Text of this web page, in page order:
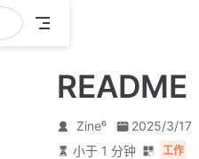
README
Zine⁶
2025/3/17
小于 1 分钟
工作